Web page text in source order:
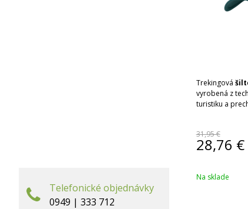
Trekingová
vyrobená z
turistiku a
31,95 €
28,76 €
Na sklade
Telefonické objednávky
0949 | 333 712